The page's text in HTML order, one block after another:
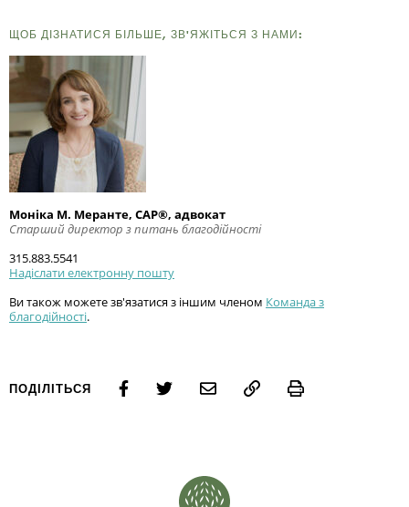
ЩОБ ДІЗНАТИСЯ БІЛЬШЕ, ЗВ'ЯЖІТЬСЯ З НАМИ:
Моніка М. Меранте, CAP®, адвокат
Старший директор з питань благодійності
315.883.5541
Надіслати електронну пошту
Ви також можете зв'язатися з іншим членом Команда з
благодійності.
ПОДІЛІТЬСЯ Print